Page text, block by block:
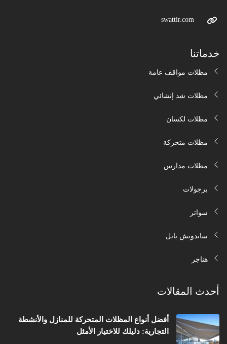
swattir.com
خدماتنا
مظلات مواقف عامة
مظلات شد إنشائي
مظلات لكسان
مظلات متحركة
مظلات مدارس
برجولات
سواتر
ساندوتش بانل
هناجر
أحدث المقالات
أفضل أنواع المظلات المتحركة للمنازل والأنشطة
التجارية: دليلك للاختيار الأمثل